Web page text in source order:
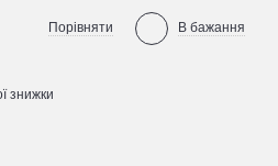
Порівняти В бажання
знижки